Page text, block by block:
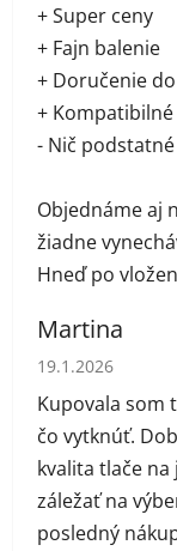
+ Super ceny
+ Fajn balenie
+ Doručenie
+
- Nič podstatné
Objednáme aj
žiadne
Hneď po
Martina
Hodnotenie
19.1.2026
Kupovala som
čo vytknúť.
kvalita tlače na
záležať na
posledný